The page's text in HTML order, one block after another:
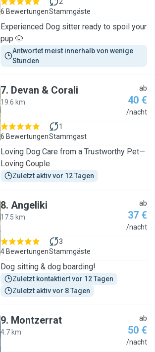
6 BewertungenStammgäste
Experienced Dog sitter ready to spoil your
pup 🐶
Antwortet meist innerhalb von wenige
Stunden
7. Devan & Corali
19.6 km
ab
40 €
/nacht
6 Bewertungen
1
Stammgast
Loving Dog Care from a Trustworthy Pet—
Loving Couple
Zuletzt aktiv vor 12 Tagen
8. Angeliki
17.5 km
ab
37 €
/nacht
4 Bewertungen
3
Stammgäste
Dog sitting & dog boarding!
Zuletzt kontaktiert vor 12 Tagen
Zuletzt aktiv vor 8 Tagen
9. Montzerrat
4.7 km
ab
50 €
/nacht